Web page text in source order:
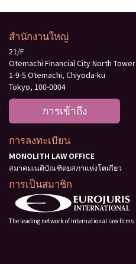
สำนักงานใหญ่
21/F
Otemachi Financial City North Tower
1-9-5 Otemachi, Chiyoda-ku
Tokyo, 100-0004
การเข้าถึง
การลงทะเบียน
MONOLITH LAW OFFICE
สมาคมเนติบัณฑิตยสภาแห่งโตเกียว
การเป็นสมาชิก
The leading network of international law firms